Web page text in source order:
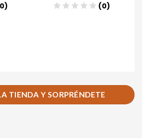
TIENDA Y SORPRÉNDETE